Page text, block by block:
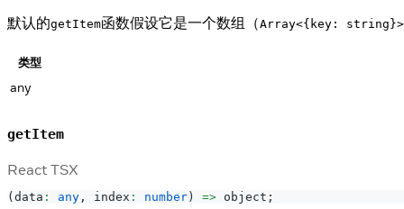
默认的getItem函数假设它是一个数组（Array<{key: string}>
类型
any
getItem
React TSX
( data : any , index : number ) => object ;